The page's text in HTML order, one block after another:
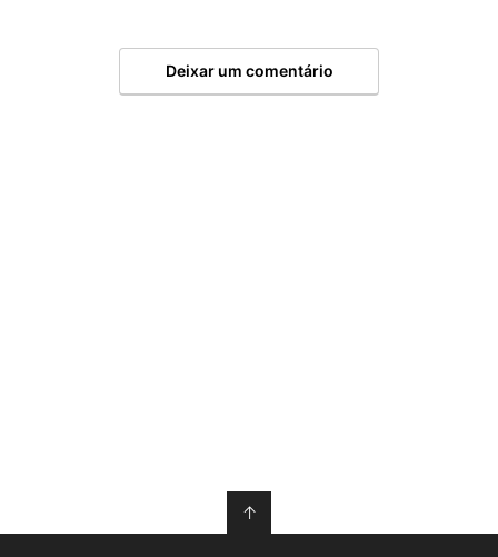
Deixar um comentário
↑